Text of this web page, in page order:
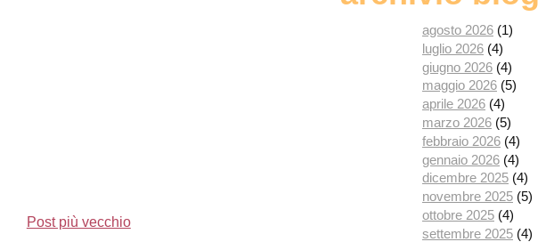
Post più vecchio
agosto 2026 (1)
luglio 2026 (4)
giugno 2026 (4)
maggio 2026 (5)
aprile 2026 (4)
marzo 2026 (5)
febbraio 2026 (4)
gennaio 2026 (4)
dicembre 2025 (4)
novembre 2025 (5)
ottobre 2025 (4)
settembre 2025 (4)